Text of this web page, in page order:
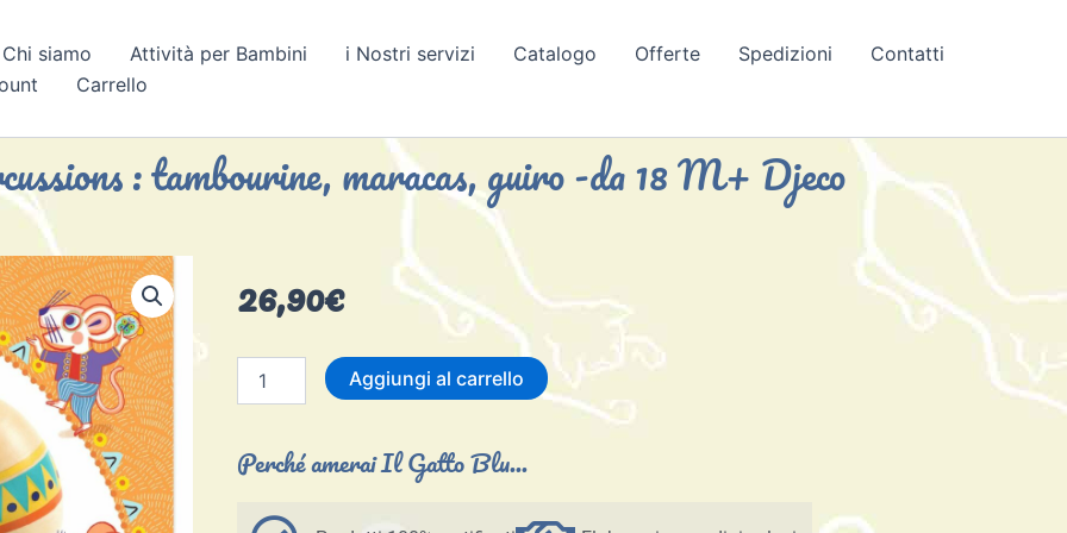
Chi siamo Attività per Bambini i Nostri servizi Catalogo Offerte Spedizioni
Contatti
Carrello
: tambourine, maracas, guiro -da 18 M+ Djeco
26,90€
:
Aggiungi al carrello
Perché amerai Il Gatto Blu...